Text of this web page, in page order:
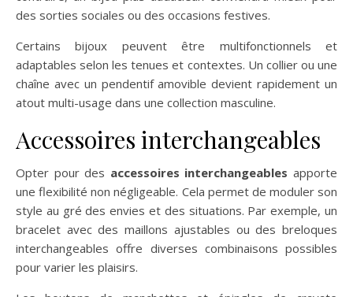
des sorties sociales ou des occasions festives.
Certains bijoux peuvent être multifonctionnels et
adaptables selon les tenues et contextes. Un collier ou une
chaîne avec un pendentif amovible devient rapidement un
atout multi-usage dans une collection masculine.
Accessoires interchangeables
Opter pour des accessoires interchangeables apporte
une flexibilité non négligeable. Cela permet de moduler son
style au gré des envies et des situations. Par exemple, un
bracelet avec des maillons ajustables ou des breloques
interchangeables offre diverses combinaisons possibles
pour varier les plaisirs.